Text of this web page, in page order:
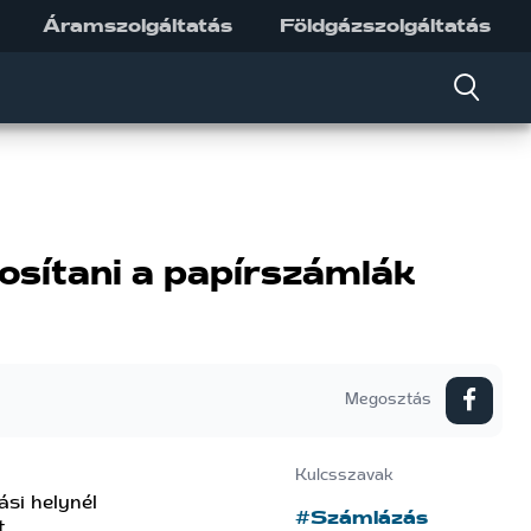
Áramszolgáltatás Földgázszolgáltatás
a papírszámlák
Megosztás
helynél
Kulcsszavak
#Számlázás